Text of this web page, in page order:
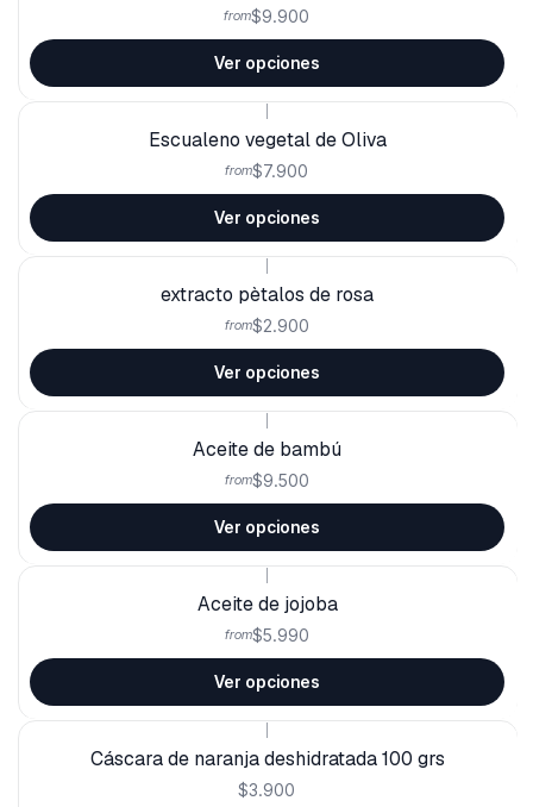
from$9.900
Ver opciones
Escualeno vegetal de Oliva
from$7.900
Ver opciones
extracto pètalos de rosa
from$2.900
Ver opciones
Aceite de bambú
from$9.500
Ver opciones
Aceite de jojoba
from$5.990
Ver opciones
Cáscara de naranja deshidratada 100 grs
$3.900